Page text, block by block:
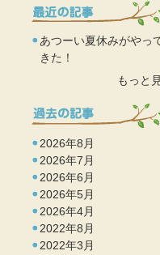
あつーい夏休みがやっ
きた！
もっと
2026年8月
2026年7月
2026年6月
2026年5月
2026年4月
2022年8月
2022年3月